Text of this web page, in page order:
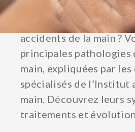
Quelles sont les
de la main, maladies
accidents de la main ?
principales pathologies
main, expliquées par
spécialisés de l’Institut
main. Découvrez leurs
traitements et